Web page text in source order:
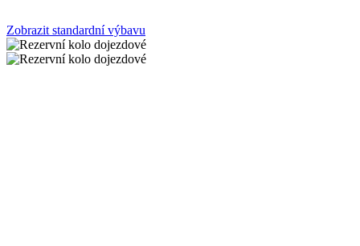
Zobrazit standardní výbavu